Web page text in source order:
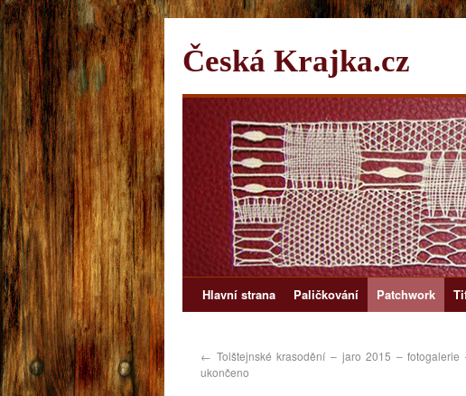
Česká Krajka.cz
Hlavní strana Paličkování Patchwork
← Tolštejnské krasodění – jaro 2015 – fotogalerie
ukončeno